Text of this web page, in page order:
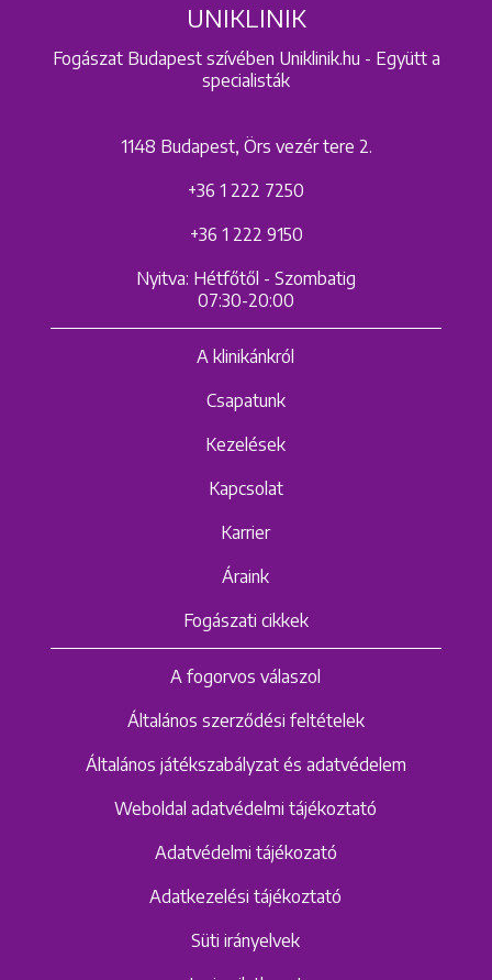
UNIKLINIK
Fogászat Budapest szívében Uniklinik.hu - Együtt a
specialisták
1148 Budapest, Örs vezér tere 2.
+36 1 222 7250
+36 1 222 9150
Nyitva: Hétfőtől - Szombatig
07:30-20:00
A klinikánkról
Csapatunk
Kezelések
Kapcsolat
Karrier
Áraink
Fogászati cikkek
A fogorvos válaszol
Általános szerződési feltételek
Általános játékszabályzat és adatvédelem
Weboldal adatvédelmi tájékoztató
Adatvédelmi tájékozató
Adatkezelési tájékoztató
Süti irányelvek